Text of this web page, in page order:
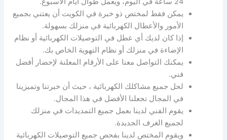
يمكن فقط لمختص ذو خبرة في الكويت أن يعتني بجميع
الأمور والأعطال الكهربائية في منزلك بسهولة.
إذا كان لديك أي عطل في التوصيلات الكهربائية أو نظام
الإضاءة في منزلك أو نظام التهوية الخاص بك.
يمكنك التواصل معنا على الأرقام المعلنة لإحضار أفضل
فني.
لحل جميع مشاكلك الكهربائية ، حيث أن خبرتنا وتميزينا
في المجال تجعلنا الأفضل في هذا المجال.
يقوم الفني لدينا بعمل جميع التمديدات في منزلك
لجميع الغرف الجديدة.
ويقوم المختص لدينا بفحص جميع التوصيلات الكهربائية